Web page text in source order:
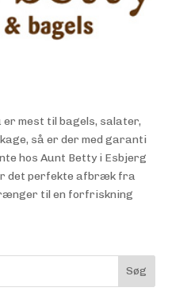
er mest til bagels, salater,
så er der med garanti
hos Aunt Betty i Esbjerg
det perfekte afbræk fra
til en forfriskning
Søg